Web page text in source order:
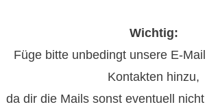
Wichtig:
Füge bitte unbedingt unsere E-
Kontakten hinzu,
da dir die Mails sonst eventuell